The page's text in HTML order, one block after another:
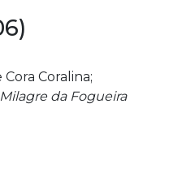
Coralina;
da Fogueira